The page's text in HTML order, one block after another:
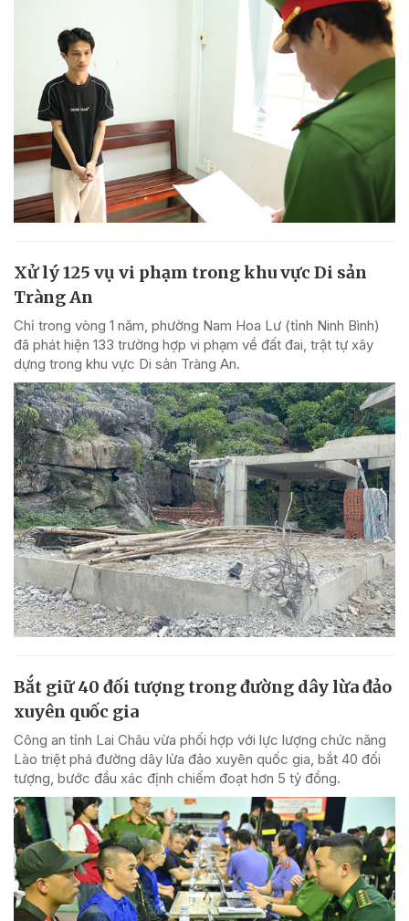
Xử lý 125 vụ vi phạm trong khu vực Di sản
Tràng An
Chỉ trong vòng 1 năm, phường Nam Hoa Lư (tỉnh Ninh Bình)
đã phát hiện 133 trường hợp vi phạm về đất đai, trật tự xây
dựng trong khu vực Di sản Tràng An.
Bắt giữ 40 đối tượng trong đường dây lừa đảo
xuyên quốc gia
Công an tỉnh Lai Châu vừa phối hợp với lực lượng chức năng
Lào triệt phá đường dây lừa đảo xuyên quốc gia, bắt 40 đối
tượng, bước đầu xác định chiếm đoạt hơn 5 tỷ đồng.